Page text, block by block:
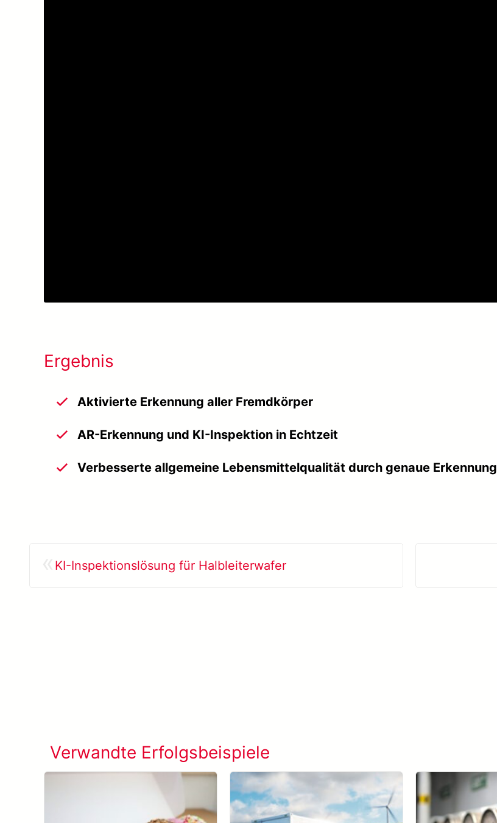
Ergebnis
Aktivierte Erkennung aller Fremdkörper
AR-Erkennung und KI-Inspektion in Echtzeit
Verbesserte allgemeine Lebensmittelqualität durch genaue Erkennung
KI-Inspektionslösung für Halbleiterwafer
Verwandte Erfolgsbeispiele